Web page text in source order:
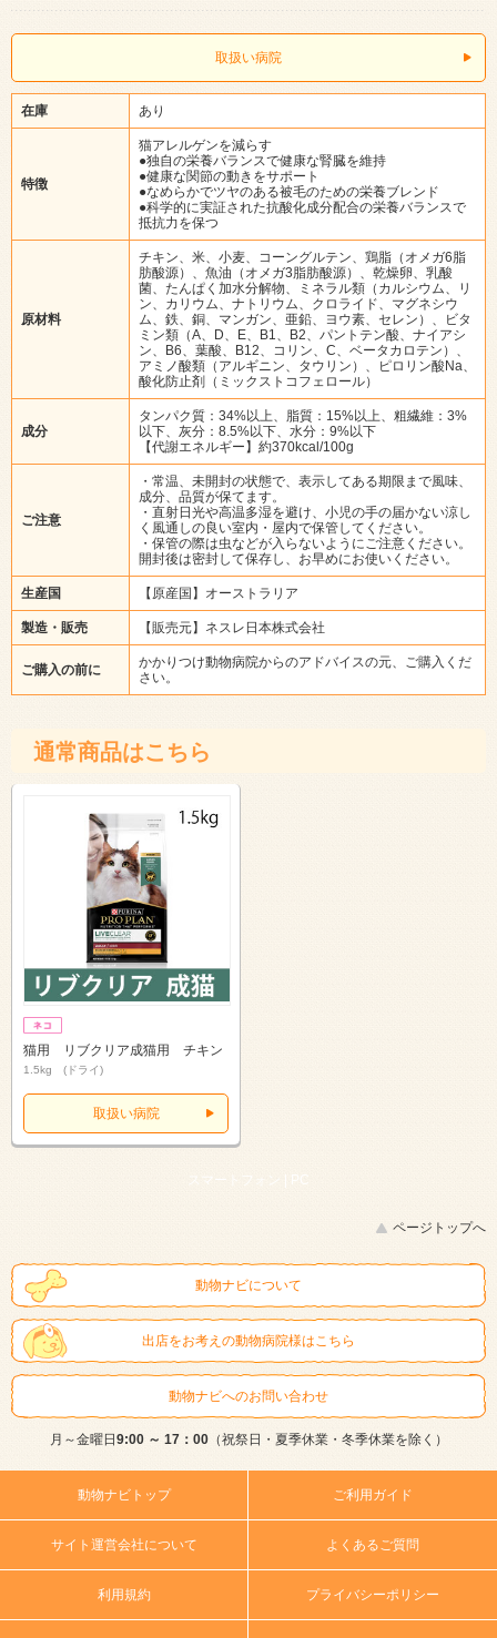
取扱い病院
在庫 あり
特徴
猫アレルゲンを減らす
●独自の栄養バランスで健康な腎臓を維持
●健康な関節の動きをサポート
●なめらかでツヤのある被毛のための栄養ブレンド
●科学的に実証された抗酸化成分配合の栄養バランスで
抵抗力を保つ
原材料
チキン、米、小麦、コーングルテン、鶏脂（オメガ6脂
肪酸源）、魚油（オメガ3脂肪酸源）、乾燥卵、乳酸
菌、たんぱく加水分解物、ミネラル類（カルシウム、リ
ン、カリウム、ナトリウム、クロライド、マグネシウ
ム、鉄、銅、マンガン、亜鉛、ヨウ素、セレン）、ビタ
ミン類（A、D、E、B1、B2、パントテン酸、ナイアシ
ン、B6、葉酸、B12、コリン、C、ベータカロテン）、
アミノ酸類（アルギニン、タウリン）、ピロリン酸Na、
酸化防止剤（ミックストコフェロール）
成分
タンパク質：34%以上、脂質：15%以上、粗繊維：3%
以下、灰分：8.5%以下、水分：9%以下
【代謝エネルギー】約370kcal/100g
ご注意
・常温、未開封の状態で、表示してある期限まで風味、
成分、品質が保てます。
・直射日光や高温多湿を避け、小児の手の届かない涼し
く風通しの良い室内・屋内で保管してください。
・保管の際は虫などが入らないようにご注意ください。
開封後は密封して保存し、お早めにお使いください。
生産国 【原産国】オーストラリア
製造・販売 【販売元】ネスレ日本株式会社
ご購入の前に
かかりつけ動物病院からのアドバイスの元、ご購入くだ
さい。
通常商品はこちら
猫用 リブクリア成猫用 チキン
1.5kg (ドライ)
取扱い病院
スマートフォン | PC
ページトップへ
動物ナビについて
出店をお考えの動物病院様はこちら
動物ナビへのお問い合わせ
月～金曜日 9:00 ～ 17：00（祝祭日・夏季休業・冬季休業を除く）
動物ナビトップ ご利用ガイド
サイト運営会社について よくあるご質問
利用規約 プライバシーポリシー